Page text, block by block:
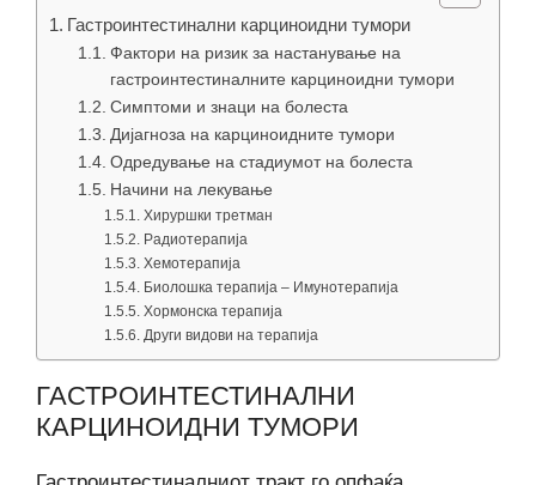
Гастроинтестинални карциноидни тумори
Фактори на ризик за настанување на
гастроинтестиналните карциноидни тумори
Симптоми и знаци на болеста
Дијагноза на карциноидните тумори
Одредување на стадиумот на болеста
Начини на лекување
Хируршки третман
Радиотерапија
Хемотерапија
Биолошка терапија – Имунотерапија
Хормонска терапија
Други видови на терапија
ГАСТРОИНТЕСТИНАЛНИ
КАРЦИНОИДНИ ТУМОРИ